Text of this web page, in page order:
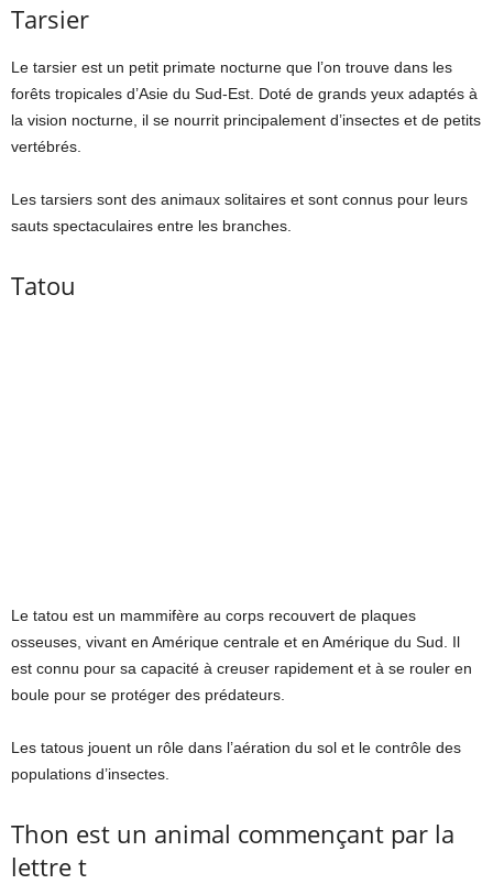
Tarsier
Le tarsier est un petit primate nocturne que l’on trouve dans les
forêts tropicales d’Asie du Sud-Est. Doté de grands yeux adaptés à
la vision nocturne, il se nourrit principalement d’insectes et de petits
vertébrés.
Les tarsiers sont des animaux solitaires et sont connus pour leurs
sauts spectaculaires entre les branches.
Tatou
Le tatou est un mammifère au corps recouvert de plaques
osseuses, vivant en Amérique centrale et en Amérique du Sud. Il
est connu pour sa capacité à creuser rapidement et à se rouler en
boule pour se protéger des prédateurs.
Les tatous jouent un rôle dans l’aération du sol et le contrôle des
populations d’insectes.
Thon est un animal commençant par la
lettre t